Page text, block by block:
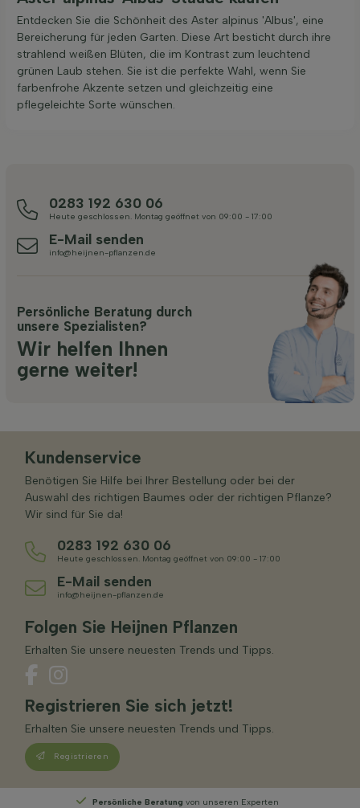
Entdecken Sie die Schönheit des Aster alpinus 'Albus', eine
Bereicherung für jeden Garten. Diese Art besticht durch ihre
strahlend weißen Blüten, die im Kontrast zum leuchtend
grünen Laub stehen. Sie ist die perfekte Wahl, wenn Sie
farbenfrohe Akzente setzen und gleichzeitig eine
pflegeleichte Sorte wünschen.
0283 192 630 06
Heute geschlossen. Montag geöffnet von 09:00 - 17:00
E-Mail senden
info@heijnen-pflanzen.de
Persönliche Beratung durch
unsere Spezialisten?
Wir helfen Ihnen
gerne weiter!
Kundenservice
Benötigen Sie Hilfe bei Ihrer Bestellung oder bei der
Auswahl des richtigen Baumes oder der richtigen Pflanze?
Wir sind für Sie da!
0283 192 630 06
Heute geschlossen. Montag geöffnet von 09:00 - 17:00
E-Mail senden
info@heijnen-pflanzen.de
Folgen Sie Heijnen Pflanzen
Erhalten Sie unsere neuesten Trends und Tipps.
Registrieren Sie sich jetzt!
Erhalten Sie unsere neuesten Trends und Tipps.
Registrieren
Persönliche Beratung von unseren Experten